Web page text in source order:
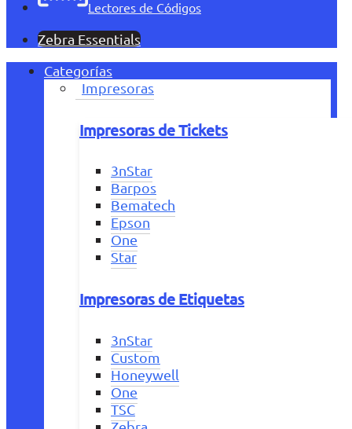
Lectores de Códigos
Zebra Essentials
Categorías
Impresoras
Impresoras de Tickets
3nStar
Barpos
Bematech
Epson
One
Star
Impresoras de Etiquetas
3nStar
Custom
Honeywell
One
TSC